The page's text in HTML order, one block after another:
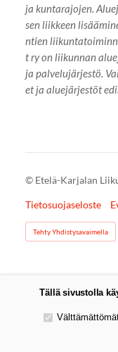
ja kuntarajojen.
sen liikkeen
ntien
t ry on liikunnan
ja palvelujärjestö.
et ja aluejärjestöt
© Etelä-Karjalan
Tietosuojaseloste
Tehty Yhdistysavaimella
Tällä sivustolla
Valitse käytettävät